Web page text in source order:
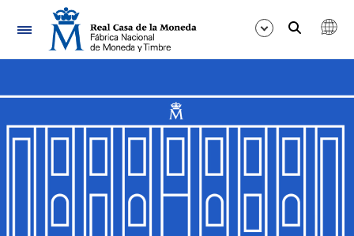
Navigation
Show/Hide
Show/Hide
Show/Hide